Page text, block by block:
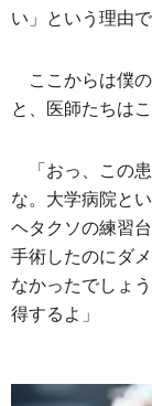
い」という理由
ここからは僕
と、医師たちは
「おっ、この
な。大学病院と
ヘタクソの練習
手術したのにダ
なかったでしょ
得するよ」